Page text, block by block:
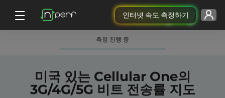
인터넷 속도 측정하기
측정 진행 중
미국 있는 Cellular One의
3G/4G/5G 비트 전송률 지도